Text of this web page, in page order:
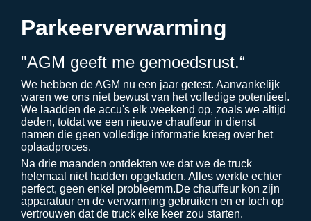
Parkeerverwarming
"AGM geeft me gemoedsrust.“
We hebben de AGM nu een jaar getest. Aanvankelijk
waren we ons niet bewust van het volledige potentieel.
We laadden de accu's elk weekend op, zoals we altijd
deden, totdat we een nieuwe chauffeur in dienst
namen die geen volledige informatie kreeg over het
oplaadproces.
Na drie maanden ontdekten we dat we de truck
helemaal niet hadden opgeladen. Alles werkte echter
perfect, geen enkel probleemm.De chauffeur kon zijn
apparatuur en de verwarming gebruiken en er toch op
vertrouwen dat de truck elke keer zou starten.